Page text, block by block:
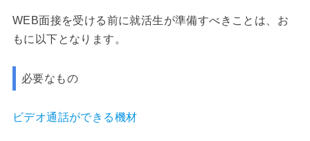
WEB面接を受ける前に就活生が準備すべきことは、お
もに以下となります。
必要なもの
ビデオ通話ができる機材